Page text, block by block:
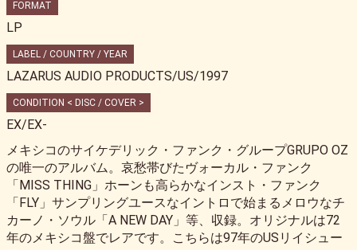
FORMAT
LP
LABEL / COUNTRY / YEAR
LAZARUS AUDIO PRODUCTS/US/1997
CONDITION < DISC / COVER >
EX/EX-
メキシコのサイケデリック・ファンク・グループGRUPO OZ
の唯一のアルバム。哀愁帯びたヴォーカル・ファンク
「MISS THING」ホーンも高らかなインスト・ファンク
「FLY」サンプリングユースなイントロで始まるメロウなチ
カーノ・ソウル「A NEW DAY」等、収録。オリジナルは72
年のメキシコ盤でレアです。こちらは97年のUSリイシュー